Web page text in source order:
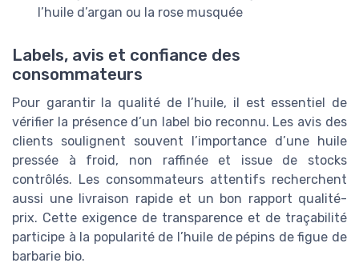
l’huile d’argan ou la rose musquée
Labels, avis et confiance des
consommateurs
Pour garantir la qualité de l’huile, il est essentiel de
vérifier la présence d’un label bio reconnu. Les avis des
clients soulignent souvent l’importance d’une huile
pressée à froid, non raffinée et issue de stocks
contrôlés. Les consommateurs attentifs recherchent
aussi une livraison rapide et un bon rapport qualité-
prix. Cette exigence de transparence et de traçabilité
participe à la popularité de l’huile de pépins de figue de
barbarie bio.